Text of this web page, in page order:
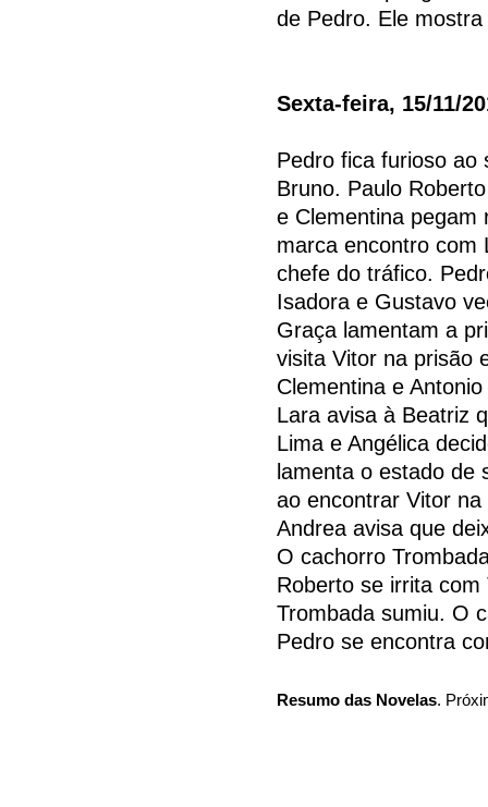
de Pedro. Ele
Sexta-feira, 15/11/
Pedro fica furioso ao
Bruno. Paulo
e Clementina pegam
marca encontro com
chefe do tráfico.
Isadora e Gustavo
Graça lamentam a
visita Vitor na prisão
Clementina e
Lara avisa à Beatriz
Lima e Angélica
lamenta o estado de
ao encontrar Vitor
Andrea avisa que
O cachorro
Roberto se irrita
Trombada sumiu. O
Pedro se encontra
Resumo das Novelas.